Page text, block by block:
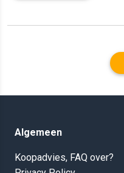
Algemeen
Koopadvies, FAQ over?